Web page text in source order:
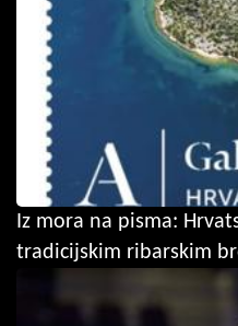
Iz mora na pisma:
tradicijskim ribarskim